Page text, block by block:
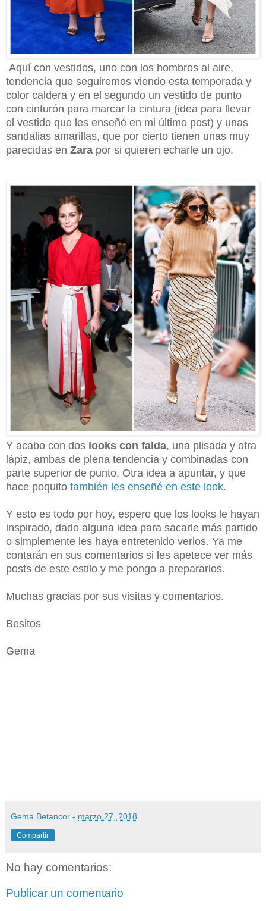
Aquí con vestidos, uno con los hombros al aire,
tendencia que seguiremos viendo esta temporada y
color caldera y en el segundo un vestido de punto
con cinturón para marcar la cintura (idea para llevar
el vestido que les enseñé en mi último post) y unas
sandalias amarillas, que por cierto tienen unas muy
parecidas en Zara por si quieren echarle un ojo.
Y acabo con dos looks con falda, una plisada y otra
lápiz, ambas de plena tendencia y combinadas con
parte superior de punto. Otra idea a apuntar, y que
hace poquito también les enseñé en este look.
Y esto es todo por hoy, espero que los looks le hayan
inspirado, dado alguna idea para sacarle más partido
o simplemente les haya entretenido verlos. Ya me
contarán en sus comentarios si les apetece ver más
posts de este estilo y me pongo a prepararlos.
Muchas gracias por sus visitas y comentarios.
Besitos
Gema
Gema Betancor - marzo 27, 2018
Compartir
No hay comentarios:
Publicar un comentario